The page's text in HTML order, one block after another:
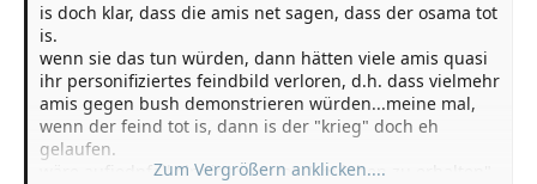
is doch klar, dass die amis net sagen, dass der osama tot
is.
wenn sie das tun würden, dann hätten viele amis quasi
ihr personifiziertes feindbild verloren, d.h. dass vielmehr
amis gegen bush demonstrieren würden...meine mal,
wenn der feind tot is, dann is der "krieg" doch eh
gelaufen.
wäre aufjednfall sinniger osama "am leben zu erhalten".
Zum Vergrößern anklicken....